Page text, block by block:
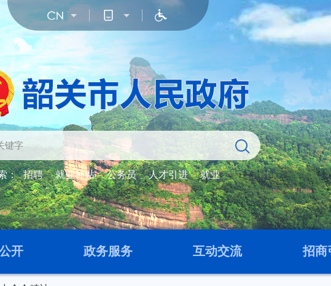
： 招聘 就业补贴 公务员 人才引进 就业
开 政务服务 互动交流 招商